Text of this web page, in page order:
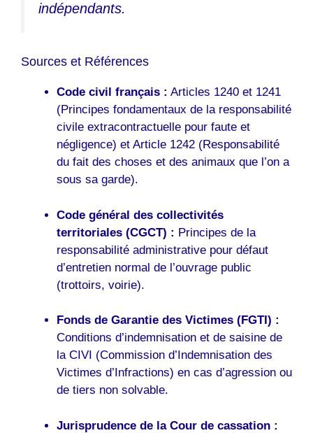
indépendants.
Sources et Références
Code civil français : Articles 1240 et 1241
(Principes fondamentaux de la responsabilité
civile extracontractuelle pour faute et
négligence) et Article 1242 (Responsabilité
du fait des choses et des animaux que l’on a
sous sa garde).
Code général des collectivités
territoriales (CGCT) : Principes de la
responsabilité administrative pour défaut
d’entretien normal de l’ouvrage public
(trottoirs, voirie).
Fonds de Garantie des Victimes (FGTI) :
Conditions d’indemnisation et de saisine de
la CIVI (Commission d’Indemnisation des
Victimes d’Infractions) en cas d’agression ou
de tiers non solvable.
Jurisprudence de la Cour de cassation :